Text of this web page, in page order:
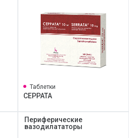
Таблетки
СЕРРАТА
Периферические
вазодилататоры